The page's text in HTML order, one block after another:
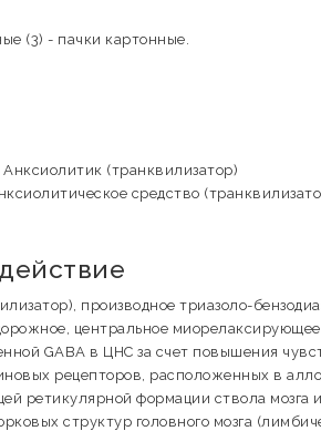
(3) - пачки картонные.
(транквилизатор)
средство
производное триазоло-
центральное
GABA в ЦНС за счет повышения
рецепторов, расположенных в
ретикулярной формации ствола мозга
структур головного мозга